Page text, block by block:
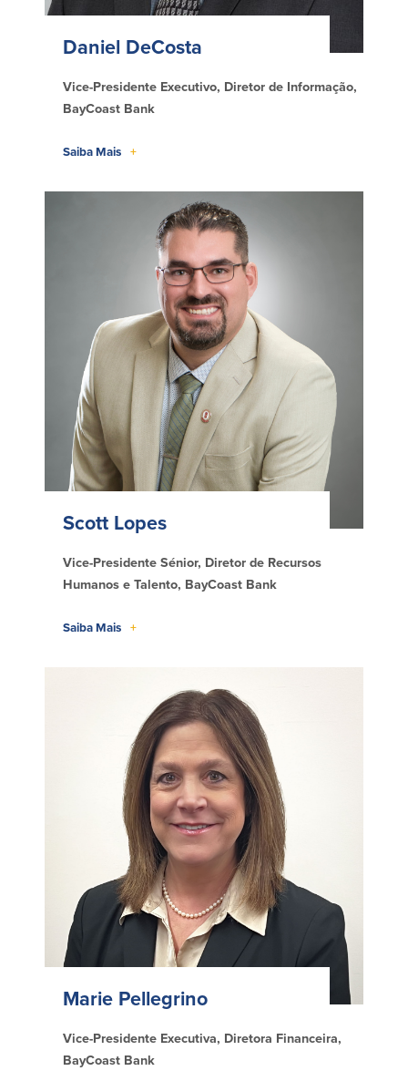
Daniel DeCosta
Vice-Presidente Executivo, Diretor de Informação,
BayCoast Bank
Saiba Mais +
Scott Lopes
Vice-Presidente Sénior, Diretor de Recursos
Humanos e Talento, BayCoast Bank
Saiba Mais +
Marie Pellegrino
Vice-Presidente Executiva, Diretora Financeira,
BayCoast Bank